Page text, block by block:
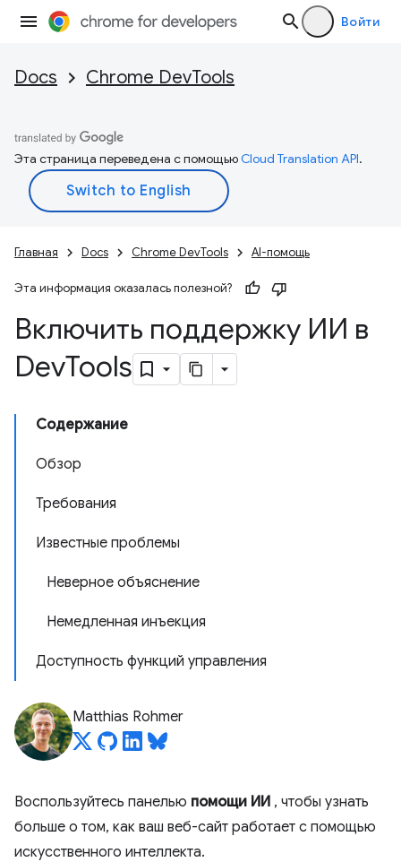
Войти
Docs Chrome DevTools
Эта страница переведена с помощьюCloud Translation API.
Главная Docs Chrome DevTools AI-помощь
Эта информация оказалась полезной?
Включить поддержку ИИ в
DevTools
Содержание
Обзор
Требования
Известные проблемы
Неверное объяснение
Немедленная инъекция
Доступность функций управления
Matthias Rohmer
Воспользуйтесь панелью помощи ИИ , чтобы узнать
больше о том, как ваш веб-сайт работает с помощью
искусственного интеллекта.